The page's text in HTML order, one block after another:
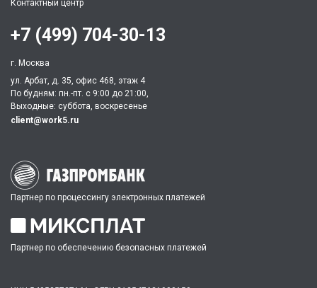
Партнер по процессингу электронных платежей
Партнер по обеспечению безопасных платежей
Контактный центр
+7 (499) 704-30-13
г. Москва
ул. Арбат, д. 35, офис 468, этаж 4
По будням: пн.-пт. c 9:00 до 21:00,
Выходные: суббота, воскресенье
client@work5.ru